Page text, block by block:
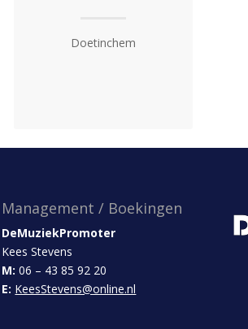
Doetinchem
Management / Boekingen
DeMuziekPromoter
Kees Stevens
M: 06 – 43 85 92 20
E: KeesStevens@online.nl